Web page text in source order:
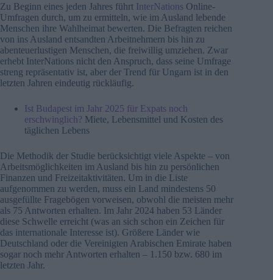
Zu Beginn eines jeden Jahres führt InterNations Online-
Umfragen durch, um zu ermitteln, wie im Ausland lebende
Menschen ihre Wahlheimat bewerten. Die Befragten reichen
von ins Ausland entsandten Arbeitnehmern bis hin zu
abenteuerlustigen Menschen, die freiwillig umziehen. Zwar
erhebt InterNations nicht den Anspruch, dass seine Umfrage
streng repräsentativ ist, aber der Trend für Ungarn ist in den
letzten Jahren eindeutig rückläufig.
Ist Budapest im Jahr 2025 für Expats noch
erschwinglich? Miete, Lebensmittel und Kosten des
täglichen Lebens
Die Methodik der Studie berücksichtigt viele Aspekte – von
Arbeitsmöglichkeiten im Ausland bis hin zu persönlichen
Finanzen und Freizeitaktivitäten. Um in die Liste
aufgenommen zu werden, muss ein Land mindestens 50
ausgefüllte Fragebögen vorweisen, obwohl die meisten mehr
als 75 Antworten erhalten. Im Jahr 2024 haben 53 Länder
diese Schwelle erreicht (was an sich schon ein Zeichen für
das internationale Interesse ist). Größere Länder wie
Deutschland oder die Vereinigten Arabischen Emirate haben
sogar noch mehr Antworten erhalten – 1.150 bzw. 680 im
letzten Jahr.